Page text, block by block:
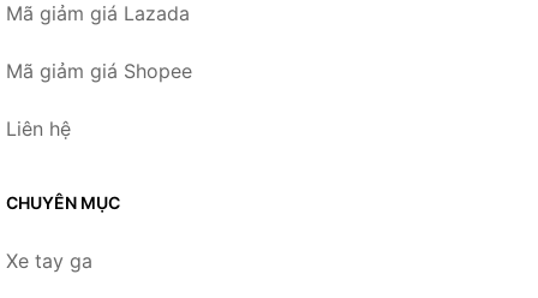
Mã giảm giá Lazada
Mã giảm giá Shopee
Liên hệ
CHUYÊN MỤC
Xe tay ga